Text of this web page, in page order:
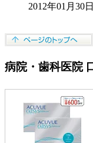
2012年01月30
病院・歯科医院